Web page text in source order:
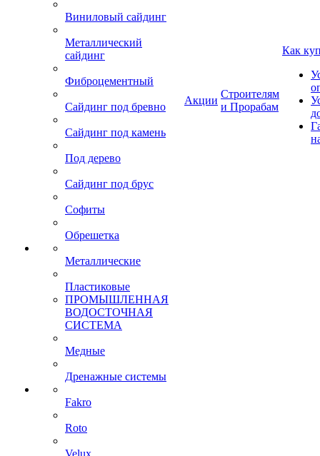
Виниловый сайдинг
Металлический
сайдинг
Фиброцементный
Сайдинг под бревно
Сайдинг под камень
Под дерево
Сайдинг под брус
Софиты
Обрешетка
Металлические
Пластиковые
ПРОМЫШЛЕННАЯ
ВОДОСТОЧНАЯ
СИСТЕМА
Медные
Дренажные системы
Fakro
Roto
Velux
Акции
Строителям
и Прорабам
Как